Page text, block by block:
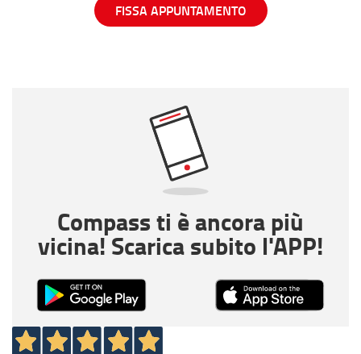
FISSA APPUNTAMENTO
Compass ti è ancora più
vicina! Scarica subito l'APP!